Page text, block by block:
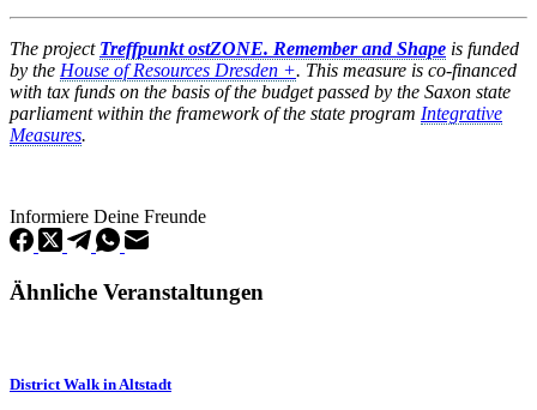
The project Treffpunkt ostZONE. Remember and Shape is funded
by the House of Resources Dresden +. This measure is co-financed
with tax funds on the basis of the budget passed by the Saxon state
parliament within the framework of the state program Integrative
Measures.
Informiere Deine Freunde
Ähnliche Veranstaltungen
District Walk in Altstadt